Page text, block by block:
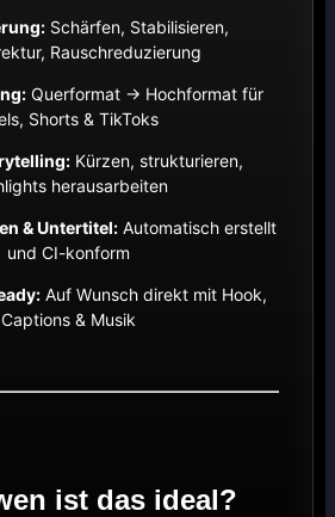
Schärfen, Stabilisieren,
Rauschreduzierung
Querformat → Hochformat für
Shorts & TikToks
Kürzen, strukturieren,
herausarbeiten
& Untertitel:Automatisch erstellt
und CI-konform
Auf Wunsch direkt mit Hook,
Captions & Musik
ist das ideal?